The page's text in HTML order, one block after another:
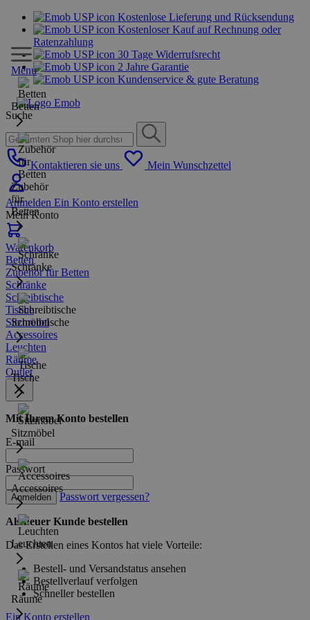
Kostenlose Lieferung und Rücksendung
Kostenloser Kauf auf Rechnung oder
Ratenzahlung
30 Tage Widerrufsrecht
2 Jahre Garantie
Kundenservice & gute Beratung
Suche
Kontaktieren sie uns Mein Wunschzettel
Anmelden Ein Konto erstellen
Mein Konto
Warenkorb
Menu
Betten
Zubehör
für
Betten
Schränke
Schreibtische
Tische
Sitzmöbel
Accessoires
Leuchten
Räume
Betten
Zubehör für Betten
Schränke
Schreibtische
Tische
Sitzmöbel
Accessoires
Leuchten
Räume
Outlet
Mit Ihrem Konto bestellen
E-mail
Passwort
Anmelden Passwort vergessen?
Als neuer Kunde bestellen
Das Erstellen eines Kontos hat viele Vorteile:
Bestell- und Versandstatus ansehen
Bestellverlauf verfolgen
Schneller bestellen
Ein Konto erstellen